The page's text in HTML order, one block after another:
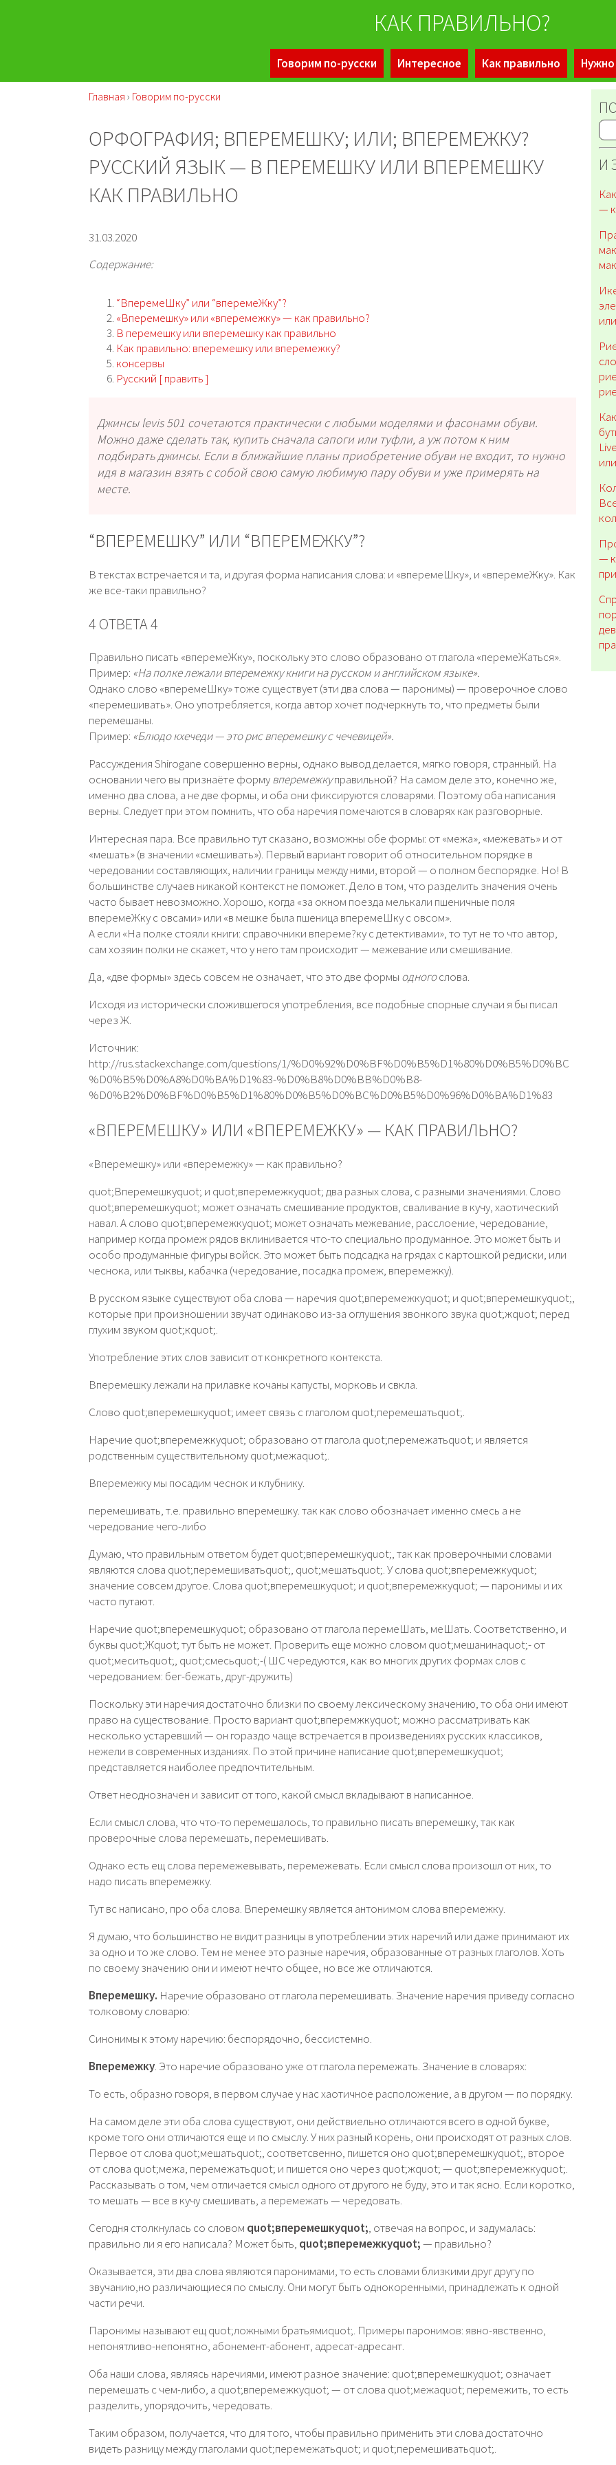
КАК ПРАВИЛЬНО?
Говорим по-русски Интересное Как правильно Нужно
Главная › Говорим по-русски
ОРФОГРАФИЯ; ВПЕРЕМЕШКУ; ИЛИ; ВПЕРЕМЕЖКУ?
РУССКИЙ ЯЗЫК — В ПЕРЕМЕШКУ ИЛИ ВПЕРЕМЕШКУ
КАК ПРАВИЛЬНО
31.03.2020
Содержание:
“ВперемеШку” или “вперемеЖку”?
«Вперемешку» или «вперемежку» — как правильно?
В перемешку или вперемешку как правильно
Как правильно: вперемешку или вперемежку?
консервы
Русский [ править ]
Джинсы levis 501 сочетаются практически с любыми моделями и фасонами обуви.
Можно даже сделать так, купить сначала сапоги или туфли, а уж потом к ним
подбирать джинсы. Если в ближайшие планы приобретение обуви не входит, то нужно
идя в магазин взять с собой свою самую любимую пару обуви и уже примерять на
месте.
“ВПЕРЕМЕШКУ” ИЛИ “ВПЕРЕМЕЖКУ”?
В текстах встречается и та, и другая форма написания слова: и «вперемеШку», и «вперемеЖку». Как
же все-таки правильно?
4 ОТВЕТА 4
Правильно писать «вперемеЖку», поскольку это слово образовано от глагола «перемеЖаться».
Пример: «На полке лежали вперемежку книги на русском и английском языке».
Однако слово «вперемеШку» тоже существует (эти два слова — паронимы) — проверочное слово
«перемешивать». Оно употребляется, когда автор хочет подчеркнуть то, что предметы были
перемешаны.
Пример: «Блюдо кхечеди — это рис вперемешку с чечевицей».
Рассуждения Shirogane совершенно верны, однако вывод делается, мягко говоря, странный. На
основании чего вы признаёте формувперемежкуправильной? На самом деле это, конечно же,
именно два слова, а не две формы, и оба они фиксируются словарями. Поэтому оба написания
верны. Следует при этом помнить, что оба наречия помечаются в словарях как разговорные.
Интересная пара. Все правильно тут сказано, возможны обе формы: от «межа», «межевать» и от
«мешать» (в значении «смешивать»). Первый вариант говорит об относительном порядке в
чередовании составляющих, наличии границы между ними, второй — о полном беспорядке. Но! В
большинстве случаев никакой контекст не поможет. Дело в том, что разделить значения очень
часто бывает невозможно. Хорошо, когда «за окном поезда мелькали пшеничные поля
вперемеЖку с овсами» или «в мешке была пшеница вперемеШку с овсом».
А если «На полке стояли книги: справочники впереме?ку c детективами», то тут не то что автор,
сам хозяин полки не скажет, что у него там происходит — межевание или смешивание.
Да, «две формы» здесь совсем не означает, что это две формы одногослова.
Исходя из исторически сложившегося употребления, все подобные спорные случаи я бы писал
через Ж.
Источник:
http://rus.stackexchange.com/questions/1/%D0%92%D0%BF%D0%B5%D1%80%D0%B5%D0%BC
%D0%B5%D0%A8%D0%BA%D1%83-%D0%B8%D0%BB%D0%B8-
%D0%B2%D0%BF%D0%B5%D1%80%D0%B5%D0%BC%D0%B5%D0%96%D0%BA%D1%83
«ВПЕРЕМЕШКУ» ИЛИ «ВПЕРЕМЕЖКУ» — КАК ПРАВИЛЬНО?
«Вперемешку» или «вперемежку» — как правильно?
quot;Вперемешкуquot; и quot;вперемежкуquot; два разных слова, с разными значениями. Слово
quot;вперемешкуquot; может означать смешивание продуктов, сваливание в кучу, хаотический
навал. А слово quot;вперемежкуquot; может означать межевание, расслоение, чередование,
например когда промеж рядов вклинивается что-то специально продуманное. Это может быть и
особо продуманные фигуры войск. Это может быть подсадка на грядах с картошкой редиски, или
чеснока, или тыквы, кабачка (чередование, посадка промеж, вперемежку).
В русском языке существуют оба слова — наречия quot;вперемежкуquot; и quot;вперемешкуquot;,
которые при произношении звучат одинаково из-за оглушения звонкого звука quot;жquot; перед
глухим звуком quot;кquot;.
Употребление этих слов зависит от конкретного контекста.
Вперемешку лежали на прилавке кочаны капусты, морковь и свкла.
Слово quot;вперемешкуquot; имеет связь с глаголом quot;перемешатьquot;.
Наречие quot;вперемежкуquot; образовано от глагола quot;перемежатьquot; и является
родственным существительному quot;межаquot;.
Вперемежку мы посадим чеснок и клубнику.
перемешивать, т.е. правильно вперемешку. так как слово обозначает именно смесь а не
чередование чего-либо
Думаю, что правильным ответом будет quot;вперемешкуquot;, так как проверочными словами
являются слова quot;перемешиватьquot;, quot;мешатьquot;. У слова quot;вперемежкуquot;
значение совсем другое. Слова quot;вперемешкуquot; и quot;вперемежкуquot; — паронимы и их
часто путают.
Наречие quot;вперемешкуquot; образовано от глагола перемеШать, меШать. Соответственно, и
буквы quot;Жquot; тут быть не может. Проверить еще можно словом quot;мешанинаquot;- от
quot;меситьquot;, quot;смесьquot;-( ШС чередуются, как во многих других формах слов с
чередованием: бег-бежать, друг-дружить)
Поскольку эти наречия достаточно близки по своему лексическому значению, то оба они имеют
право на существование. Просто вариант quot;вперемжкуquot; можно рассматривать как
несколько устаревший — он гораздо чаще встречается в произведениях русских классиков,
нежели в современных изданиях. По этой причине написание quot;вперемешкуquot;
представляется наиболее предпочтительным.
Ответ неоднозначен и зависит от того, какой смысл вкладывают в написанное.
Если смысл слова, что что-то перемешалось, то правильно писать вперемешку, так как
проверочные слова перемешать, перемешивать.
Однако есть ещ слова перемежевывать, перемежевать. Если смысл слова произошл от них, то
надо писать вперемежку.
Тут вс написано, про оба слова. Вперемешку является антонимом слова вперемежку.
Я думаю, что большинство не видит разницы в употреблении этих наречий или даже принимают их
за одно и то же слово. Тем не менее это разные наречия, образованные от разных глаголов. Хоть
по своему значению они и имеют нечто общее, но все же отличаются.
Вперемешку. Наречие образовано от глагола перемешивать. Значение наречия приведу согласно
толковому словарю:
Синонимы к этому наречию: беспорядочно, бессистемно.
Вперемежку. Это наречие образовано уже от глагола перемежать. Значение в словарях:
То есть, образно говоря, в первом случае у нас хаотичное расположение, а в другом — по порядку.
На самом деле эти оба слова существуют, они действиельно отличаются всего в одной букве,
кроме того они отличаются еще и по смыслу. У них разный корень, они происходят от разных слов.
Первое от слова quot;мешатьquot;, соответсвенно, пишется оно quot;вперемешкуquot;, второе
от слова quot;межа, перемежатьquot; и пишется оно через quot;жquot; — quot;вперемежкуquot;.
Рассказывать о том, чем отличается смысл одного от другого не буду, это и так ясно. Если коротко,
то мешать — все в кучу смешивать, а перемежать — чередовать.
Сегодня столкнулась со словом quot;вперемешкуquot;, отвечая на вопрос, и задумалась:
правильно ли я его написала? Может быть, quot;вперемежкуquot;— правильно?
Оказывается, эти два слова являются паронимами, то есть словами близкими друг другу по
звучанию,но различающиеся по смыслу. Они могут быть однокоренными, принадлежать к одной
части речи.
Паронимы называют ещ quot;ложными братьямиquot;. Примеры паронимов: явно-явственно,
непонятливо-непонятно, абонемент-абонент, адресат-адресант.
Оба наши слова, являясь наречиями, имеют разное значение: quot;вперемешкуquot; означает
перемешать с чем-либо, а quot;вперемежкуquot; — от слова quot;межаquot; перемежить, то есть
разделить, упорядочить, чередовать.
Таким образом, получается, что для того, чтобы правильно применить эти слова достаточно
видеть разницу между глаголами quot;перемежатьquot; и quot;перемешиватьquot;.
И
—
—